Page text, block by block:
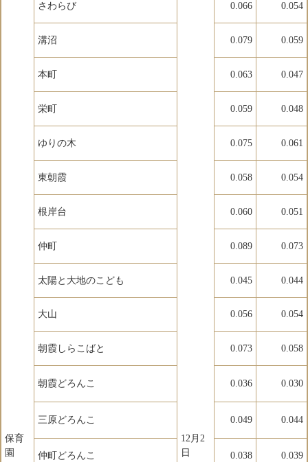
保育
園
12月2
日
さわらび 0.066 0.054
溝沼 0.079 0.059
本町 0.063 0.047
栄町 0.059 0.048
ゆりの木 0.075 0.061
東朝霞 0.058 0.054
根岸台 0.060 0.051
仲町 0.089 0.073
太陽と大地のこども 0.045 0.044
大山 0.056 0.054
朝霞しらこばと 0.073 0.058
朝霞どろんこ 0.036 0.030
三原どろんこ 0.049 0.044
仲町どろんこ 0.038 0.039